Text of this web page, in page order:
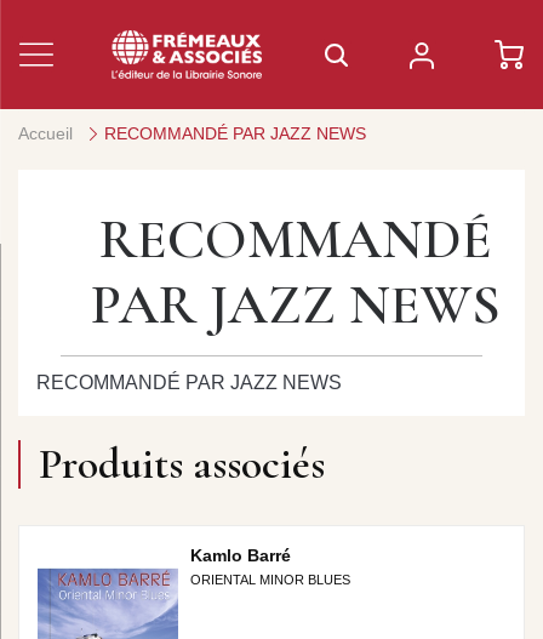
Accueil RECOMMANDÉ PAR JAZZ NEWS
RECOMMANDÉ
PAR JAZZ NEWS
RECOMMANDÉ PAR JAZZ NEWS
Produits associés
Kamlo Barré
ORIENTAL MINOR BLUES